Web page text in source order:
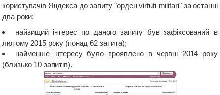
користувачів Яндекса до запиту "орден virtuti militari" за останні
два роки:
найвищий інтерес по даного запиту був зафіксований в
лютому 2015 року (понад 62 запита);
найменше інтересу було проявлено в червні 2014 року
(близько 10 запитів).